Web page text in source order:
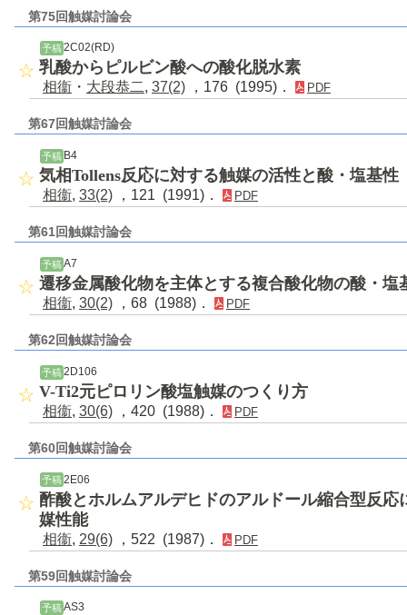
第75回触媒討論会
予稿 2C02(RD)
乳酸からピルビン酸への酸化脱水素
相衞 ・ 大段恭二, 37(2) ，176 (1995)． PDF
第67回触媒討論会
予稿 B4
気相Tollens反応に対する触媒の活性と酸・塩基性
相衞, 33(2) ，121 (1991)． PDF
第61回触媒討論会
予稿A7
遷移金属酸化物を主体とする複合酸化物の酸・塩
相衞, 30(2) ，68 (1988)． PDF
第62回触媒討論会
予稿2D106
V-Ti2元ピロリン酸塩触媒のつくり方
相衞, 30(6) ，420 (1988)． PDF
第60回触媒討論会
予稿 2E06
酢酸とホルムアルデヒドのアルドール縮合型反応
媒性能
相衞, 29(6) ，522 (1987)． PDF
第59回触媒討論会
予稿 AS3